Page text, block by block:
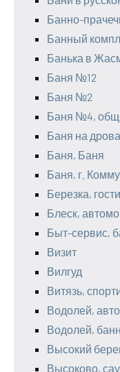
Банно-
Банный
Банька в
Баня №12
Баня №2
Баня №4,
Баня на
Баня, Баня
Баня, г.
Березка,
Блеск,
Быт-сервис,
Визит
Вилгуд
Витязь,
Водолей,
Водолей,
Высокий
Высоково,